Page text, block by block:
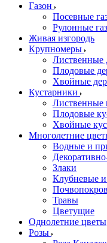
Газон
Посевные
Рулонные
Живая изгородь
Крупномеры
Лиственные
Плодовые
Хвойные
Кустарники
Лиственные
Плодовые
Хвойные
Многолетние
Водные и
Злаки
Клубневые
Травы
Цветущие
Однолетние цветы
Розы